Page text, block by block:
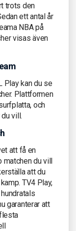
trots den
ett antal år
NBA på
visas även
Play kan du se
Plattformen
och
vill.
att få en
matchen du vill
att du
TV4 Play,
garanterar att